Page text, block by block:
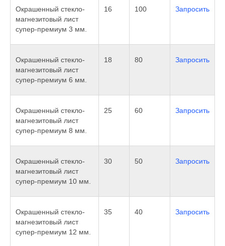
Окрашенный стекло-
магнезитовый лист
супер-премиум 3 мм.
16 100 Запросить
Окрашенный стекло-
магнезитовый лист
супер-премиум 6 мм.
18 80 Запросить
Окрашенный стекло-
магнезитовый лист
супер-премиум 8 мм.
25 60 Запросить
Окрашенный стекло-
магнезитовый лист
супер-премиум 10 мм.
30 50 Запросить
Окрашенный стекло-
магнезитовый лист
супер-премиум 12 мм.
35 40 Запросить